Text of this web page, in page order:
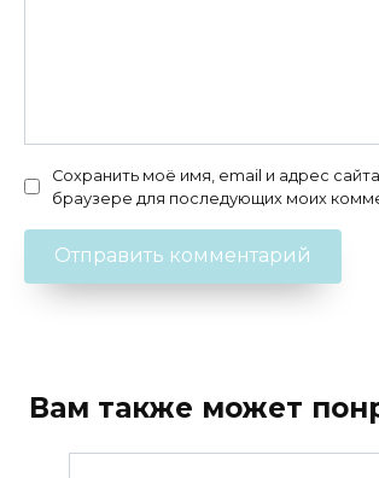
Сохранить моё имя, email и адрес
браузере для последующих моих
Вам также может